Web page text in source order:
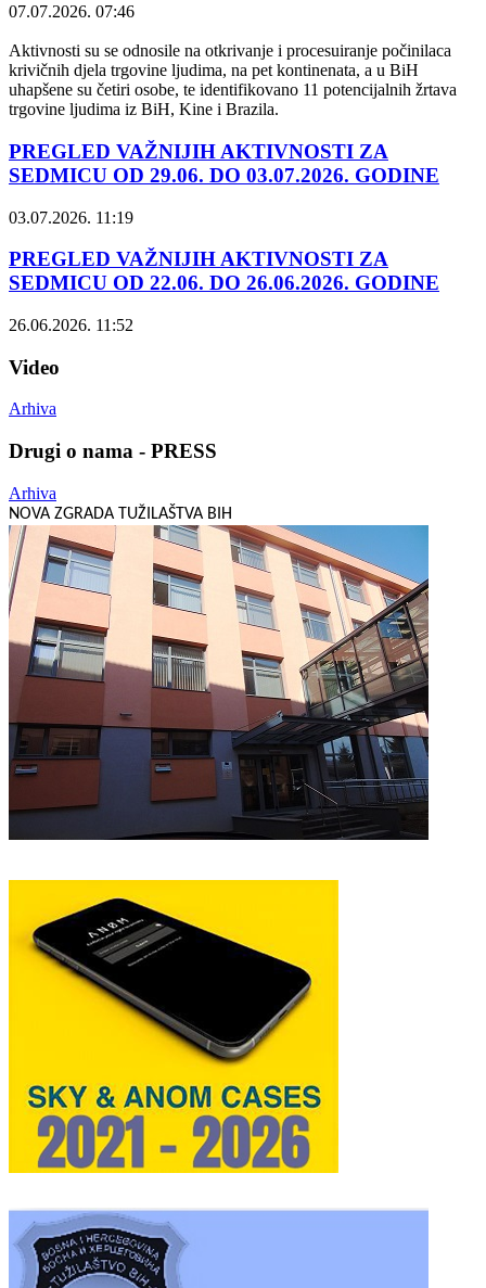
07.07.2026. 07:46
Aktivnosti su se odnosile na otkrivanje i procesuiranje počinilaca
krivičnih djela trgovine ljudima, na pet kontinenata, a u BiH
uhapšene su četiri osobe, te identifikovano 11 potencijalnih žrtava
trgovine ljudima iz BiH, Kine i Brazila.
PREGLED VAŽNIJIH AKTIVNOSTI ZA
SEDMICU OD 29.06. DO 03.07.2026. GODINE
03.07.2026. 11:19
PREGLED VAŽNIJIH AKTIVNOSTI ZA
SEDMICU OD 22.06. DO 26.06.2026. GODINE
26.06.2026. 11:52
Video
Arhiva
Drugi o nama - PRESS
Arhiva
NOVA ZGRADA TUŽILAŠTVA BIH